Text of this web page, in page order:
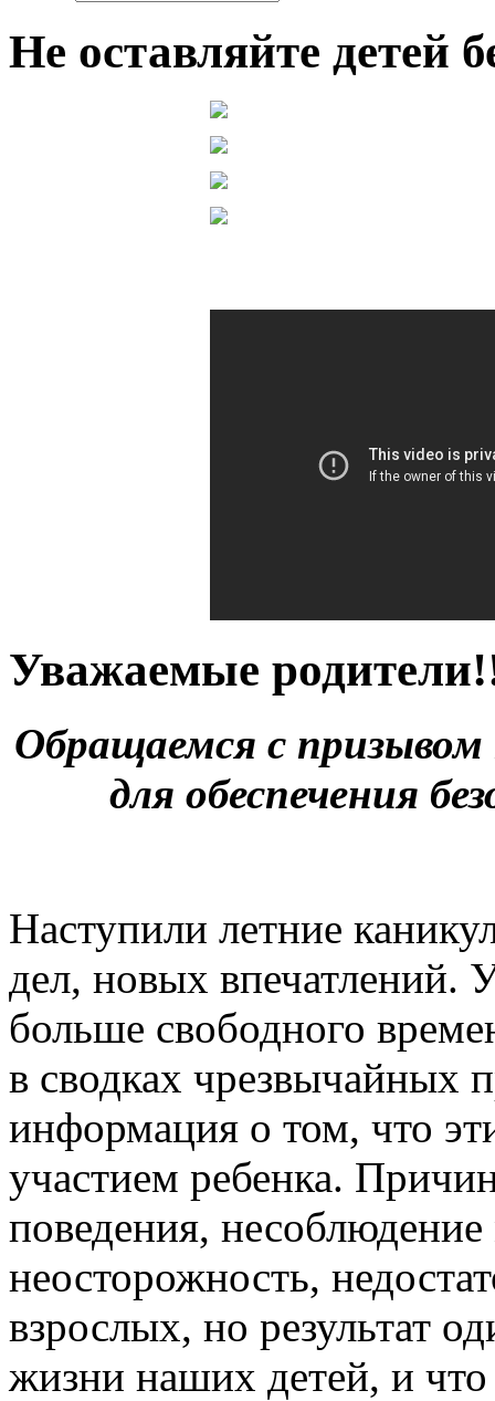
Не оставляйте детей
Уважаемые
Обращаемся с
для обеспечения
Наступили летние
дел, новых впечатлений.
больше свободного
в сводках чрезвычайных
информация о том, что
участием ребенка.
поведения,
неосторожность,
взрослых, но результат
жизни наших детей, и